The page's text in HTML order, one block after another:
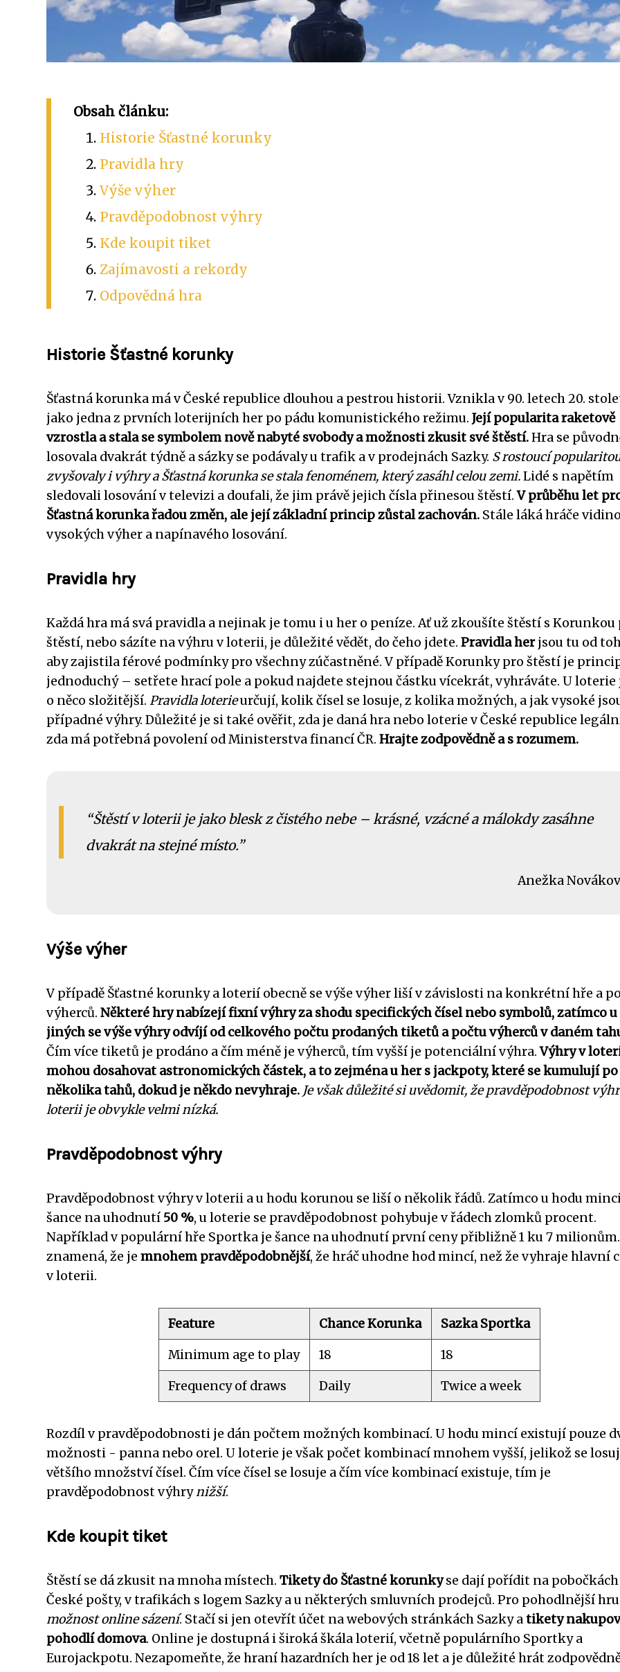
Obsah článku:
Historie Šťastné korunky
Pravidla hry
Výše výher
Pravděpodobnost výhry
Kde koupit tiket
Zajímavosti a rekordy
Odpovědná hra
Historie Šťastné korunky
Šťastná korunka má v České republice dlouhou a pestrou historii. Vznikla v 90. letech 20.
jako jedna z prvních loterijních her po pádu komunistického režimu. Její popularita raketově
vzrostla a stala se symbolem nově nabyté svobody a možnosti zkusit své štěstí.Hra se
losovala dvakrát týdně a sázky se podávaly u trafik a v prodejnách Sazky. S rostoucí
zvyšovaly i výhry a Šťastná korunka se stala fenoménem, který zasáhl celou zemi.Lidé s napětím
sledovali losování v televizi a doufali, že jim právě jejich čísla přinesou štěstí.V průběhu let
Šťastná korunka řadou změn, ale její základní princip zůstal zachován. Stále láká hráče
vysokých výher a napínavého losování.
Pravidla hry
Každá hra má svá pravidla a nejinak je tomu i u her o peníze. Ať už zkoušíte štěstí s Korunkou
štěstí, nebo sázíte na výhru v loterii, je důležité vědět, do čeho jdete. Pravidla herjsou tu od
aby zajistila férové podmínky pro všechny zúčastněné. V případě Korunky pro štěstí je
jednoduchý – setřete hrací pole a pokud najdete stejnou částku vícekrát, vyhráváte. U loterie
o něco složitější. Pravidla loterieurčují, kolik čísel se losuje, z kolika možných, a jak vysoké
případné výhry. Důležité je si také ověřit, zda je daná hra nebo loterie v České republice
zda má potřebná povolení od Ministerstva financí ČR. Hrajte zodpovědně a s rozumem.
Štěstí v loterii je jako blesk z čistého nebe – krásné, vzácné a málokdy zasáhne
dvakrát na stejné místo.
Anežka
Výše výher
V případě Šťastné korunky a loterií obecně se výše výher liší v závislosti na konkrétní hře a
výherců. Některé hry nabízejí fixní výhry za shodu specifických čísel nebo symbolů, zatímco u
jiných se výše výhry odvíjí od celkového počtu prodaných tiketů a počtu výherců v daném
Čím více tiketů je prodáno a čím méně je výherců, tím vyšší je potenciální výhra.Výhry v
mohou dosahovat astronomických částek, a to zejména u her s jackpoty, které se kumulují po
několika tahů, dokud je někdo nevyhraje. Je však důležité si uvědomit, že pravděpodobnost
loterii je obvykle velmi nízká.
Pravděpodobnost výhry
Pravděpodobnost výhry v loterii a u hodu korunou se liší o několik řádů. Zatímco u hodu
šance na uhodnutí 50 %, u loterie se pravděpodobnost pohybuje v řádech zlomků procent.
Například v populární hře Sportka je šance na uhodnutí první ceny přibližně 1 ku 7 milionům.
znamená, že je mnohem pravděpodobnější, že hráč uhodne hod mincí, než že vyhraje hlavní
v loterii.
Feature Chance Korunka Sazka Sportka
Minimum age to play 18 18
Frequency of draws Daily Twice a week
Rozdíl v pravděpodobnosti je dán počtem možných kombinací. U hodu mincí existují pouze
možnosti - panna nebo orel. U loterie je však počet kombinací mnohem vyšší, jelikož se
většího množství čísel. Čím více čísel se losuje a čím více kombinací existuje, tím je
pravděpodobnost výhrynižší.
Kde koupit tiket
Štěstí se dá zkusit na mnoha místech. Tikety do Šťastné korunkyse dají pořídit na pobočkách
České pošty, v trafikách s logem Sazky a u některých smluvních prodejců. Pro pohodlnější
možnost online sázení. Stačí si jen otevřít účet na webových stránkách Sazky atikety
pohodlí domova. Online je dostupná i široká škála loterií, včetně populárního Sportky a
Eurojackpotu. Nezapomeňte, že hraní hazardních her je od 18 let a je důležité hrát